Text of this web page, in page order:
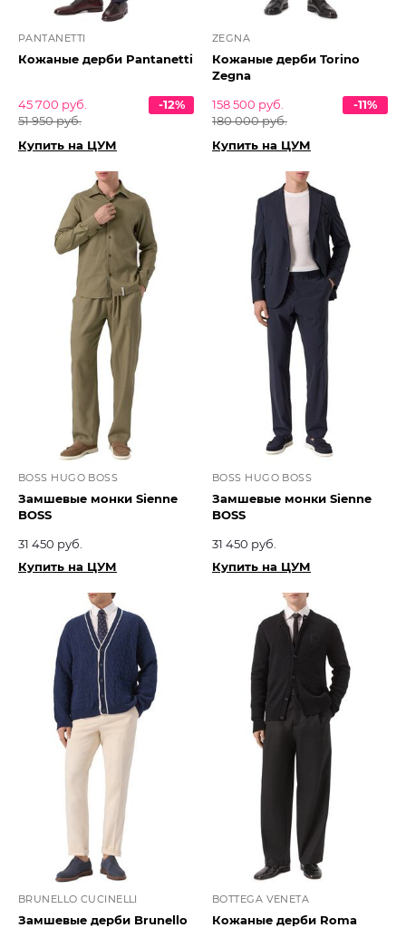
PANTANETTI
Кожаные дерби Pantanetti
45 700 руб.
51 950 руб.
-12%
Купить на ЦУМ
ZEGNA
Кожаные дерби Torino
Zegna
158 500 руб.
180 000 руб.
-11%
Купить на ЦУМ
BOSS HUGO BOSS
Замшевые монки Sienne
BOSS
31 450 руб.
Купить на ЦУМ
BOSS HUGO BOSS
Замшевые монки Sienne
BOSS
31 450 руб.
Купить на ЦУМ
BRUNELLO CUCINELLI
Замшевые дерби Brunello
BOTTEGA VENETA
Кожаные дерби Roma